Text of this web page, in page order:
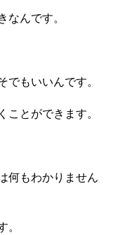
んです。
もいいんです。
とができます。
何もわかりません